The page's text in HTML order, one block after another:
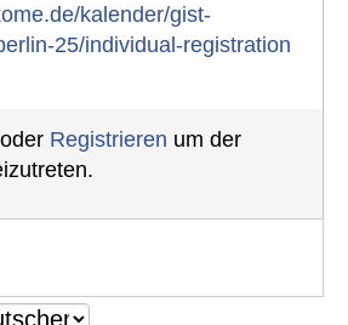
kalender/gist-
25/individual-registration
oder Registrieren um der